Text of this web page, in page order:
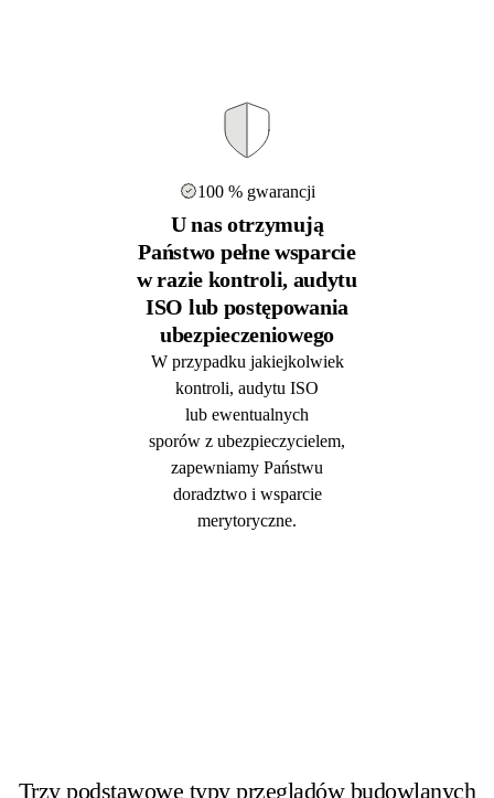
100 % gwarancji
U nas otrzymują
Państwo pełne wsparcie
w razie kontroli, audytu
ISO lub postępowania
ubezpieczeniowego
W przypadku jakiejkolwiek
kontroli, audytu ISO
lub ewentualnych
sporów z ubezpieczycielem,
zapewniamy Państwu
doradztwo i wsparcie
merytoryczne.
Trzy podstawowe typy przeglądów budowlanych